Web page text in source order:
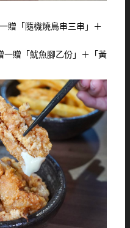
贈「隨機燒鳥串三串」＋
贈「魷魚腳乙份」＋「黃